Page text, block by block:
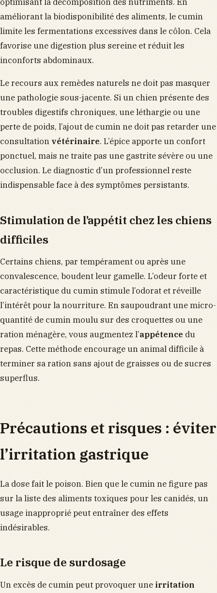
améliorant la biodisponibilité des aliments, le cumin
limite les fermentations excessives dans le côlon. Cela
favorise une digestion plus sereine et réduit les
inconforts abdominaux.
Le recours aux remèdes naturels ne doit pas masquer
une pathologie sous-jacente. Si un chien présente des
troubles digestifs chroniques, une léthargie ou une
perte de poids, l’ajout de cumin ne doit pas retarder une
consultation vétérinaire. L’épice apporte un confort
ponctuel, mais ne traite pas une gastrite sévère ou une
occlusion. Le diagnostic d’un professionnel reste
indispensable face à des symptômes persistants.
Stimulation de l’appétit chez les chiens
difficiles
Certains chiens, par tempérament ou après une
convalescence, boudent leur gamelle. L’odeur forte et
caractéristique du cumin stimule l’odorat et réveille
l’intérêt pour la nourriture. En saupoudrant une micro-
quantité de cumin moulu sur des croquettes ou une
ration ménagère, vous augmentez l’appétence du
repas. Cette méthode encourage un animal difficile à
terminer sa ration sans ajout de graisses ou de sucres
superflus.
Précautions et risques : éviter
l’irritation gastrique
La dose fait le poison. Bien que le cumin ne figure pas
sur la liste des aliments toxiques pour les canidés, un
usage inapproprié peut entraîner des effets
indésirables.
Le risque de surdosage
Un excès de cumin peut provoquer une irritation